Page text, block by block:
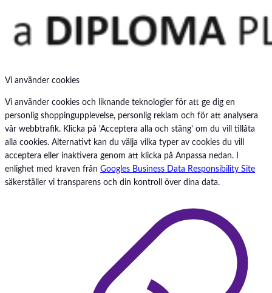
Vi använder cookies
Vi använder cookies och liknande teknologier för att ge dig en
personlig shoppingupplevelse, personlig reklam och för att analysera
vår webbtrafik. Klicka på 'Acceptera alla och stäng' om du vill tillåta
alla cookies. Alternativt kan du välja vilka typer av cookies du vill
acceptera eller inaktivera genom att klicka på Anpassa nedan. I
enlighet med kraven från Googles Business Data Responsibility Site
säkerställer vi transparens och din kontroll över dina data.